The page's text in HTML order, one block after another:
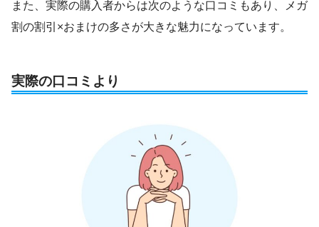
また、実際の購入者からは次のような口コミもあり、メガ
割の割引×おまけの多さが大きな魅力になっています。
実際の口コミより